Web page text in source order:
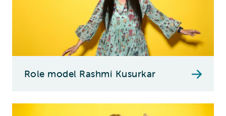
Role model Rashmi Kusurkar